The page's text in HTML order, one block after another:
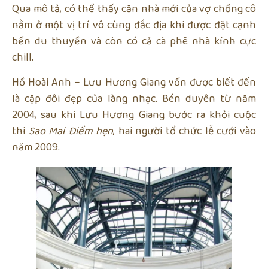
Qua mô tả, có thể thấy căn nhà mới của vợ chồng cô
nằm ở một vị trí vô cùng đắc địa khi được đặt cạnh
bến du thuyền và còn có cả cà phê nhà kính cực
chill.
Hồ Hoài Anh – Lưu Hương Giang vốn được biết đến
là cặp đôi đẹp của làng nhạc. Bén duyên từ năm
2004, sau khi Lưu Hương Giang bước ra khỏi cuộc
thi Sao Mai Điểm hẹn, hai người tổ chức lễ cưới vào
năm 2009.